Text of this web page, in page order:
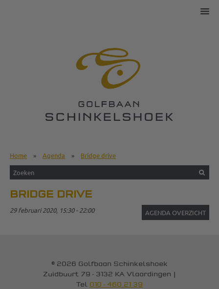
Home » Agenda » Bridge drive
BRIDGE DRIVE
29 februari 2020, 15:30 - 22:00 AGENDA OVERZICHT
© 2026 Golfbaan Schinkelshoek
Zuidbuurt 79 - 3132 KA Vlaardingen |
Tel 010 - 460 21 39